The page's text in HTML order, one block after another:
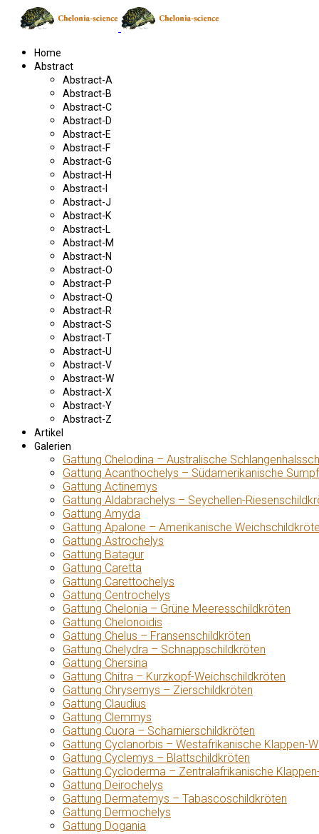
Home
Abstract
Abstract-A
Abstract-B
Abstract-C
Abstract-D
Abstract-E
Abstract-F
Abstract-G
Abstract-H
Abstract-I
Abstract-J
Abstract-K
Abstract-L
Abstract-M
Abstract-N
Abstract-O
Abstract-P
Abstract-Q
Abstract-R
Abstract-S
Abstract-T
Abstract-U
Abstract-V
Abstract-W
Abstract-X
Abstract-Y
Abstract-Z
Artikel
Galerien
Gattung Chelodina – Australische
Gattung Acanthochelys – Südamerikanische
Gattung Actinemys
Gattung Aldabrachelys – Seychellen-
Gattung Amyda
Gattung Apalone – Amerikanische
Gattung Astrochelys
Gattung Batagur
Gattung Caretta
Gattung Carettochelys
Gattung Centrochelys
Gattung Chelonia – Grüne Meeresschildkröten
Gattung Chelonoidis
Gattung Chelus – Fransenschildkröten
Gattung Chelydra – Schnappschildkröten
Gattung Chersina
Gattung Chitra – Kurzkopf-Weichschildkröten
Gattung Chrysemys – Zierschildkröten
Gattung Claudius
Gattung Clemmys
Gattung Cuora – Scharnierschildkröten
Gattung Cyclanorbis – Westafrikanische Klappen-
Gattung Cyclemys – Blattschildkröten
Gattung Cycloderma – Zentralafrikanische
Gattung Deirochelys
Gattung Dermatemys – Tabascoschildkröten
Gattung Dermochelys
Gattung Dogania